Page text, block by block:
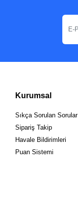
Kurumsal
Sıkça Sorulan Sorular
Sipariş Takip
Havale Bildirimleri
Puan Sistemi